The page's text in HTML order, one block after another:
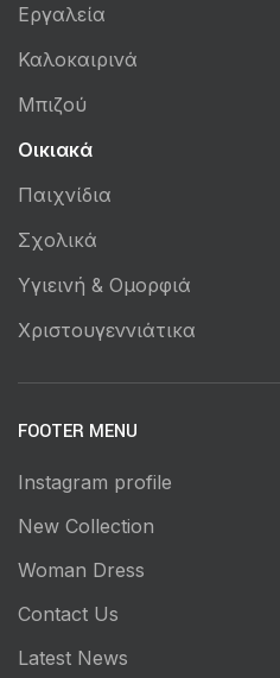
Εργαλεία
Καλοκαιρινά
Μπιζού
Οικιακά
Παιχνίδια
Σχολικά
Υγιεινή & Ομορφιά
Χριστουγεννιάτικα
FOOTER MENU
Instagram profile
New Collection
Woman Dress
Contact Us
Latest News